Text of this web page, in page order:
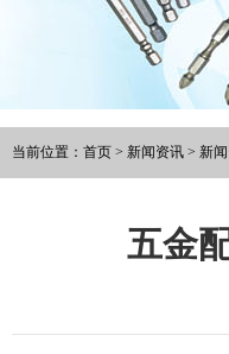
当前位置： 首页 > 新闻资讯 > 新
五金